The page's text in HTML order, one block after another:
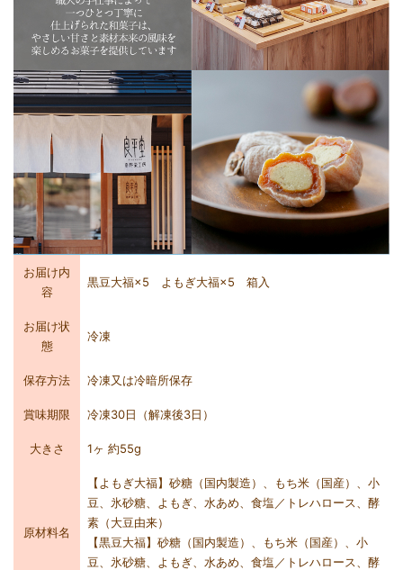
お届け内
容
黒豆大福×5 よもぎ大福×5 箱入
お届け状
態
冷凍
保存方法 冷凍又は冷暗所保存
賞味期限 冷凍30日（解凍後3日）
大きさ 1ヶ 約55g
原材料名
【よもぎ大福】砂糖（国内製造）、もち米（国産）、小
豆、氷砂糖、よもぎ、水あめ、食塩／トレハロース、酵
素（大豆由来）
【黒豆大福】砂糖（国内製造）、もち米（国産）、小
豆、氷砂糖、よもぎ、水あめ、食塩／トレハロース、酵